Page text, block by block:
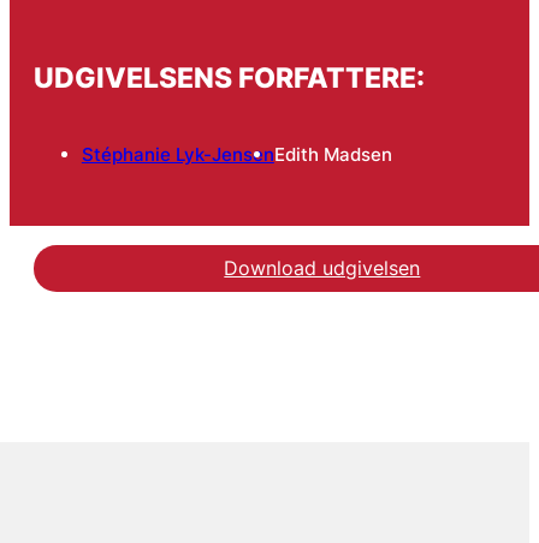
UDGIVELSENS FORFATTERE:
Stéphanie Lyk-JensenEdith Madsen
Download udgivelsen